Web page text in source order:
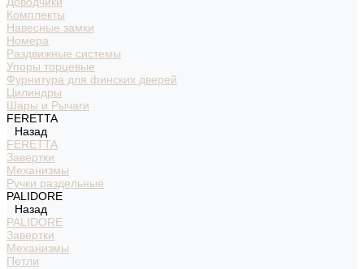
Комплекты
Навесные замки
Номера
Раздвижные системы
Упоры торцевые
Фурнитура для финских дверей
Цилиндры
Шары и Рычаги
FERETTA
Назад
FERETTA
Завертки
Механизмы
Ручки раздельные
PALIDORE
Назад
PALIDORE
Завертки
Механизмы
Петли